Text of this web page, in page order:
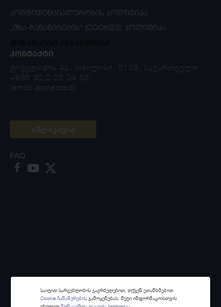
ᲙᲝᲜᲤᲘᲓᲔᲜᲪᲘᲐᲚᲣᲠᲝᲑᲘᲡ ᲞᲝᲚᲘᲢᲘᲙᲐ
„ᲛᲖᲐ-ᲩᲐᲜᲐᲬᲔᲠᲔᲑᲘᲡ“ (COOKIES) ᲞᲝᲚᲘᲢᲘᲙᲐ
ᲙᲝᲜᲢᲐᲥᲢᲘ
ჭოველიძის 4ა, თბილისი, 0108, საქართველო
+995 32 2 25 04 63
[email protected]
FAQ
საიტით სარგებლობის გაგრძელებით, თქვენ ეთანხმებით
Cookie ჩანაწერების გამოყენებას. მეტი ინფორმაციისთვის